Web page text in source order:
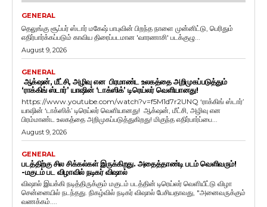
GENERAL
தெலுங்கு சூப்பர் ஸ்டார் மகேஷ் பாபுவின் பிறந்த நாளை முன்னிட்டு, பெரிதும்
எதிர்பார்க்கப்படும் காவிய திரைப்படமான 'வாரணாசி' படக்குழு...
August 9, 2026
GENERAL
ஆக்‌ஷன், மீட்சி, அழிவு என பிரமாண்ட உலகத்தை அறிமுகப்படுத்தும்
‘ராக்கிங் ஸ்டார்’ யாஷின் ‘டாக்ஸிக்’ டிரெய்லர் வெளியானது!
https://www.youtube.com/watch?v=f5M1d7r2UNQ ‘ராக்கிங் ஸ்டார்’
யாஷின் ‘டாக்ஸிக்’ டிரெய்லர் வெளியானது! ஆக்‌ஷன், மீட்சி, அழிவு என
பிரம்மாண்ட உலகத்தை அறிமுகப்படுத்துகிறது! மிகுந்த எதிர்பார்ப்பை...
August 9, 2026
GENERAL
படத்திற்கு சில சிக்கல்கள் இருக்கிறது. அதைத்தாண்டி படம் வெளிவரும்!
-மகுடம் பட விழாவில் நடிகர் விஷால்
விஷால் இயக்கி நடித்திருக்கும் மகுடம் படத்தின் டிரெய்லர் வெளியீட்டு விழா
சென்னையில் நடந்தது. நிகழ்வில் நடிகர் விஷால் பேசியதாவது, "அனைவருக்கும்
வணக்கம்....